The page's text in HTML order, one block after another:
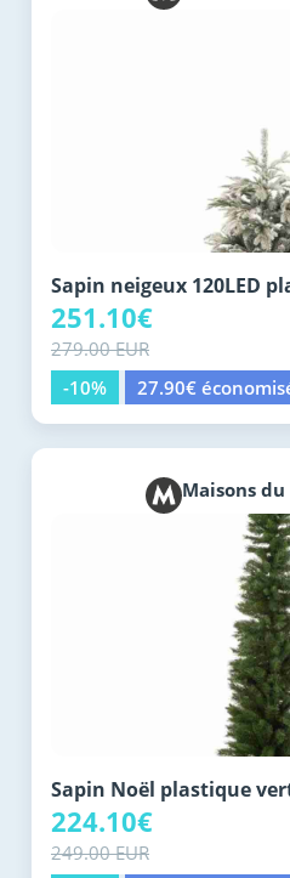
Sapin neigeux 120LED
251.10€
279.00 EUR
-10%
27.90€
Maisons
Sapin Noël plastique
224.10€
249.00 EUR